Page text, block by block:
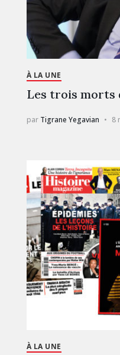
À LA UNE
Les trois morts
par Tigrane Yegavian 8
À LA UNE